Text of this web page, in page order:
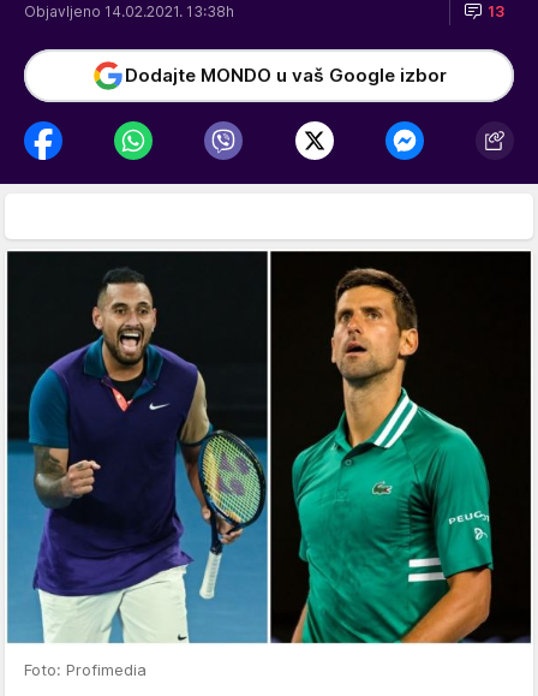
Objavljeno 14.02.2021. 13:38h 13
Dodajte MONDO u vaš Google izbor
Foto: Profimedia